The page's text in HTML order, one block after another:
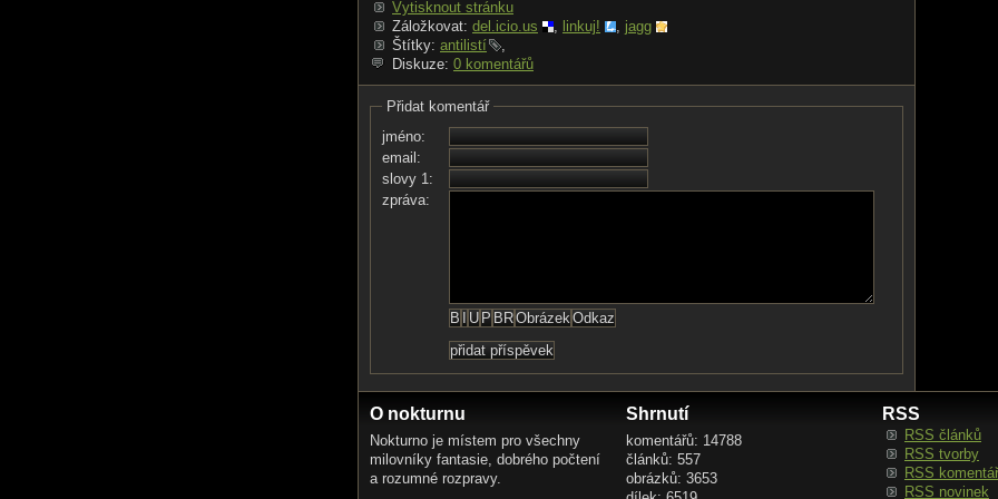
Vytisknout stránku
Záložkovat: del.icio.us , linkuj! , jagg
Štítky: antilistí
,
Diskuze: 0 komentářů
Přidat komentář
jméno:
email:
slovy 1:
zpráva:
O nokturnu
Nokturno je místem pro všechny
milovníky fantasie, dobrého počtení
a rozumné rozpravy.
Shrnutí
komentářů: 14788
článků: 557
obrázků: 3653
RSS
RSS článků
RSS tvorby
RSS
RSS novinek